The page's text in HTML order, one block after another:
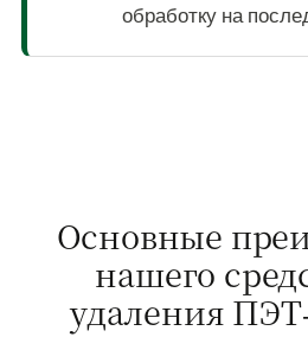
обработку на
Основные
нашего
удаления